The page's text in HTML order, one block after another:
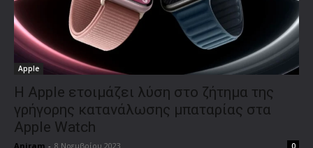
Apple
Η Apple ετοιμάζει λύση στο ζήτημα της
γρήγορης κατανάλωσης μπαταρίας στα
Apple Watch
Aniram - 8 Νοεμβρίου 2023 0